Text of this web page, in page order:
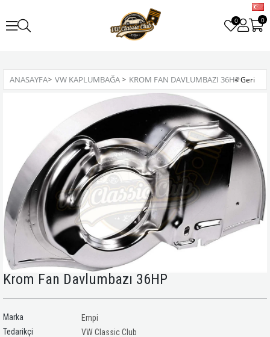
0 0
ANASAYFA> VW KAPLUMBAĞA> KROM FAN DAVLUMBAZI 36HP
Krom Fan Davlumbazı 36HP
Marka
Empi
Tedarikçi
VW Classic Club